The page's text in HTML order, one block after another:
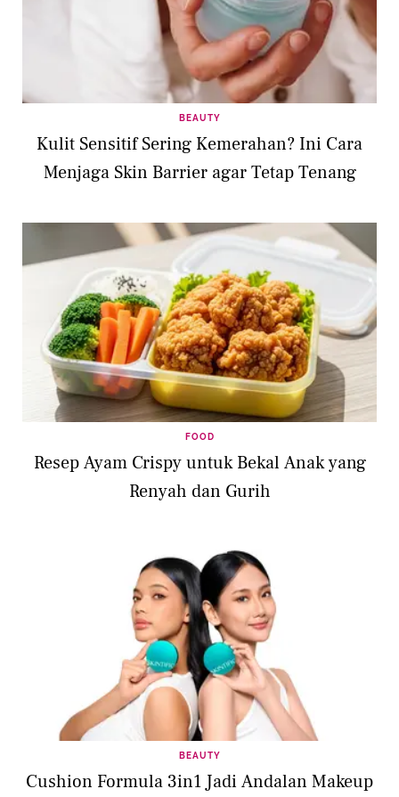
BEAUTY
Kulit Sensitif Sering Kemerahan? Ini Cara
Menjaga Skin Barrier agar Tetap Tenang
FOOD
Resep Ayam Crispy untuk Bekal Anak yang
Renyah dan Gurih
BEAUTY
Cushion Formula 3in1 Jadi Andalan Makeup